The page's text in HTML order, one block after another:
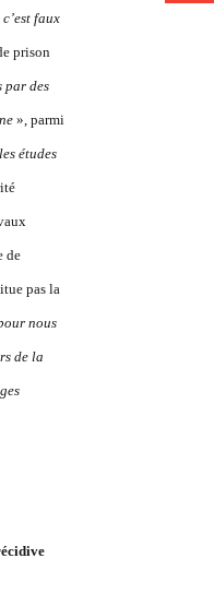
faux
prison
par des
», parmi
études
de
pas la
nous
de la